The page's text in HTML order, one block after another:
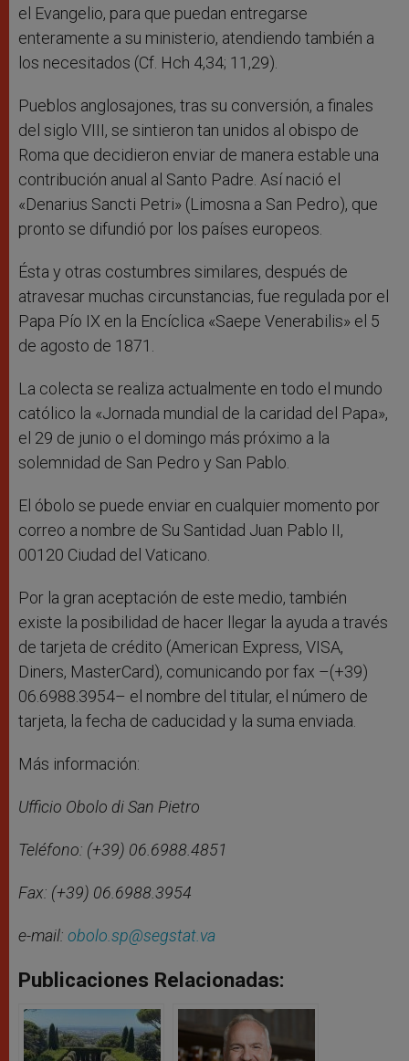
el Evangelio, para que puedan entregarse
enteramente a su ministerio, atendiendo también a
los necesitados (Cf. Hch 4,34; 11,29).
Pueblos anglosajones, tras su conversión, a finales
del siglo VIII, se sintieron tan unidos al obispo de
Roma que decidieron enviar de manera estable una
contribución anual al Santo Padre. Así nació el
«Denarius Sancti Petri» (Limosna a San Pedro), que
pronto se difundió por los países europeos.
Ésta y otras costumbres similares, después de
atravesar muchas circunstancias, fue regulada por el
Papa Pío IX en la Encíclica «Saepe Venerabilis» el 5
de agosto de 1871.
La colecta se realiza actualmente en todo el mundo
católico la «Jornada mundial de la caridad del Papa»,
el 29 de junio o el domingo más próximo a la
solemnidad de San Pedro y San Pablo.
El óbolo se puede enviar en cualquier momento por
correo a nombre de Su Santidad Juan Pablo II,
00120 Ciudad del Vaticano.
Por la gran aceptación de este medio, también
existe la posibilidad de hacer llegar la ayuda a través
de tarjeta de crédito (American Express, VISA,
Diners, MasterCard), comunicando por fax –(+39)
06.6988.3954– el nombre del titular, el número de
tarjeta, la fecha de caducidad y la suma enviada.
Más información:
Ufficio Obolo di San Pietro
Teléfono: (+39) 06.6988.4851
Fax: (+39) 06.6988.3954
e-mail: obolo.sp@segstat.va
Publicaciones Relacionadas: